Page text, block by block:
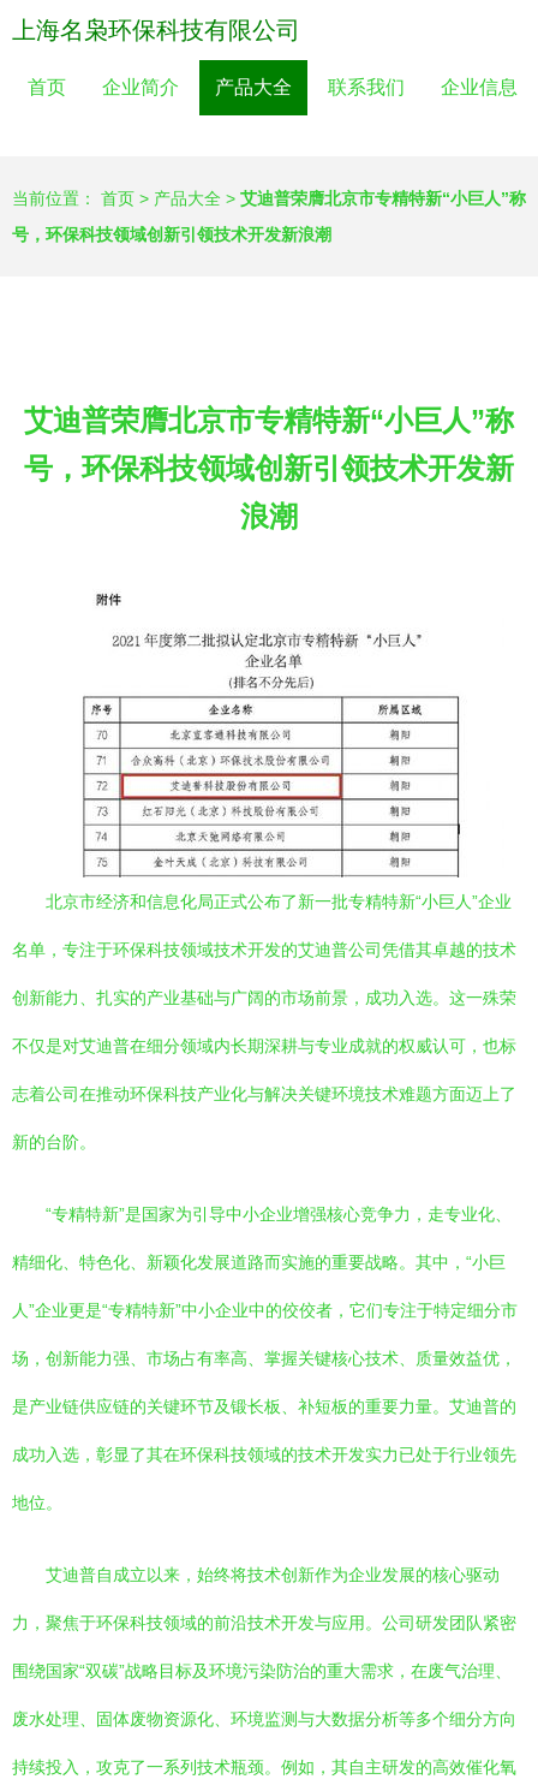
上海名枭环保科技有限公司
首页 企业简介 产品大全 联系我们 企业信息
当前位置： 首页 > 产品大全 > 艾迪普荣膺北京市专精特新“小巨人”称
号，环保科技领域创新引领技术开发新浪潮
艾迪普荣膺北京市专精特新“小巨人”称
号，环保科技领域创新引领技术开发新
浪潮
北京市经济和信息化局正式公布了新一批专精特新“小巨人”企业
名单，专注于环保科技领域技术开发的艾迪普公司凭借其卓越的技术
创新能力、扎实的产业基础与广阔的市场前景，成功入选。这一殊荣
不仅是对艾迪普在细分领域内长期深耕与专业成就的权威认可，也标
志着公司在推动环保科技产业化与解决关键环境技术难题方面迈上了
新的台阶。
“专精特新”是国家为引导中小企业增强核心竞争力，走专业化、
精细化、特色化、新颖化发展道路而实施的重要战略。其中，“小巨
人”企业更是“专精特新”中小企业中的佼佼者，它们专注于特定细分市
场，创新能力强、市场占有率高、掌握关键核心技术、质量效益优，
是产业链供应链的关键环节及锻长板、补短板的重要力量。艾迪普的
成功入选，彰显了其在环保科技领域的技术开发实力已处于行业领先
地位。
艾迪普自成立以来，始终将技术创新作为企业发展的核心驱动
力，聚焦于环保科技领域的前沿技术开发与应用。公司研发团队紧密
围绕国家“双碳”战略目标及环境污染防治的重大需求，在废气治理、
废水处理、固体废物资源化、环境监测与大数据分析等多个细分方向
持续投入，攻克了一系列技术瓶颈。例如，其自主研发的高效催化氧